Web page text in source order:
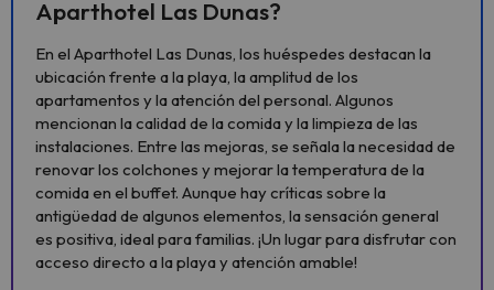
Aparthotel Las Dunas?
En el Aparthotel Las Dunas, los huéspedes destacan la
ubicación frente a la playa, la amplitud de los
apartamentos y la atención del personal. Algunos
mencionan la calidad de la comida y la limpieza de las
instalaciones. Entre las mejoras, se señala la necesidad de
renovar los colchones y mejorar la temperatura de la
comida en el buffet. Aunque hay críticas sobre la
antigüedad de algunos elementos, la sensación general
es positiva, ideal para familias. ¡Un lugar para disfrutar con
acceso directo a la playa y atención amable!